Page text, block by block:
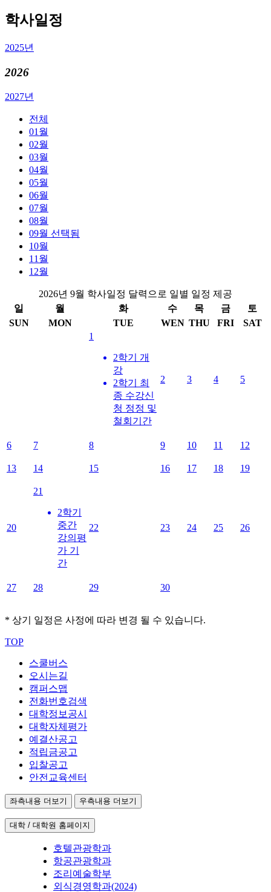
학사일정
2025년
2026
2027년
전체
01월
02월
03월
04월
05월
06월
07월
08월
09월 선택됨
10월
11월
12월
2026년 9월 학사일정 달력으로 일별 일정 제공
일
월 화 수 목 금
토
SUN
MON TUE WEN THU FRI
SAT
1
2학기 개
강
2학기 최
종 수강신
청 정정 및
철회기간
2 3 4 5
6 7 8 9 10 11 12
13 14 15 16 17 18 19
20
21
2학기
중간
강의평
가 기
간
22 23 24 25 26
27 28 29 30
* 상기 일정은 사정에 따라 변경 될 수 있습니다.
TOP
스쿨버스
오시는길
캠퍼스맵
전화번호검색
대학정보공시
대학자체평가
예결산공고
적립금공고
입찰공고
안전교육센터
좌측내용 더보기 우측내용 더보기
대학 / 대학원 홈페이지
호텔관광학과
항공관광학과
조리예술학부
외식경영학과(2024)